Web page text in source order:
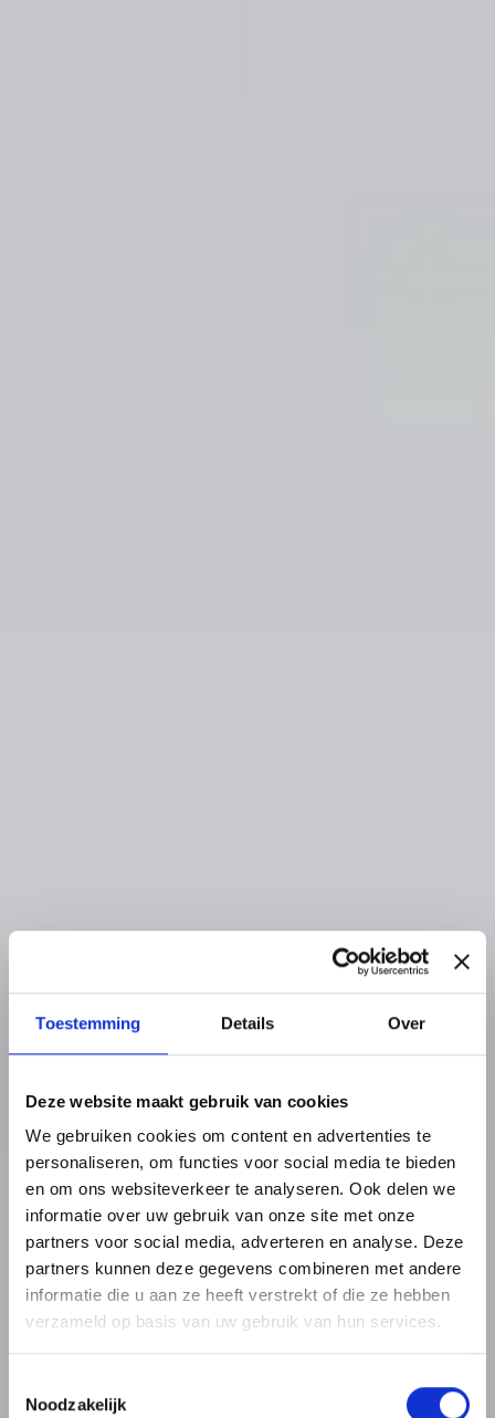
Toestemming Details Over
Deze website maakt gebruik van cookies
We gebruiken cookies om content en advertenties te
personaliseren, om functies voor social media te bieden
en om ons websiteverkeer te analyseren. Ook delen we
informatie over uw gebruik van onze site met onze
partners voor social media, adverteren en analyse. Deze
partners kunnen deze gegevens combineren met andere
informatie die u aan ze heeft verstrekt of die ze hebben
verzameld op basis van uw gebruik van hun services.
Noodzakelijk